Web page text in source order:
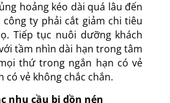
bị ảnh hưởng nghiêm
hoảng kéo dài quá lâu đến
ty phải cắt giảm chi tiêu
Tiếp tục nuôi dưỡng khách
tầm nhìn dài hạn trong tâm
thứ trong ngắn hạn có vẻ
vẻ không chắc chắn.